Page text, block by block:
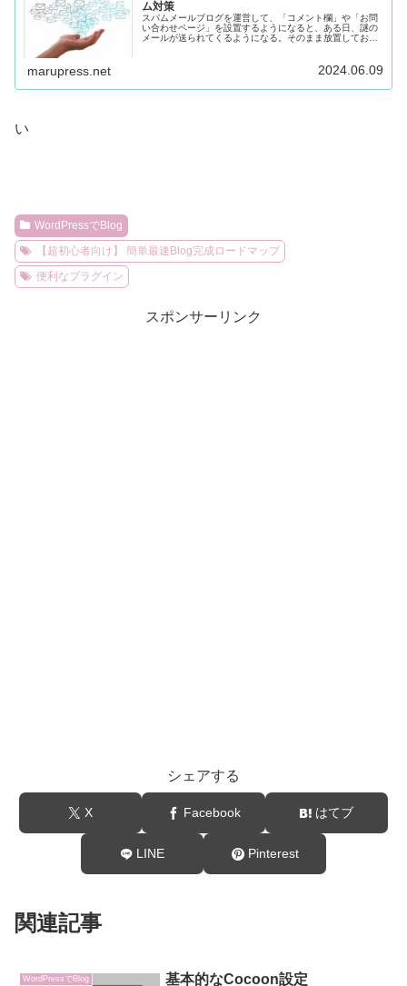
ム対策
スパムメールブログを運営して、「コメント欄」や「お問
い合わせページ」を設置するようになると、ある日、謎の
メールが送られてくるようになる。そのまま放置しておく
marupress.net 2024.06.09
い
WordPressでBlog
【超初心者向け】 簡単最速Blog完成ロードマップ
便利なプラグイン
スポンサーリンク
シェアする
X Facebook はてブ
LINE Pinterest
関連記事
WordPressでBlog 基本的なCocoon設定